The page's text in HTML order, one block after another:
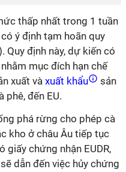
thấp nhất trong 1 tuần
ý định tạm hoãn quy
Quy định này, dự kiến ​​có
mục đích hạn chế
xuất và xuất khẩu
sản
phê, đến EU.
phá rừng cho phép cà
kho ở châu Âu tiếp tục
chứng nhận EUDR,
dẫn đến việc hủy chứng